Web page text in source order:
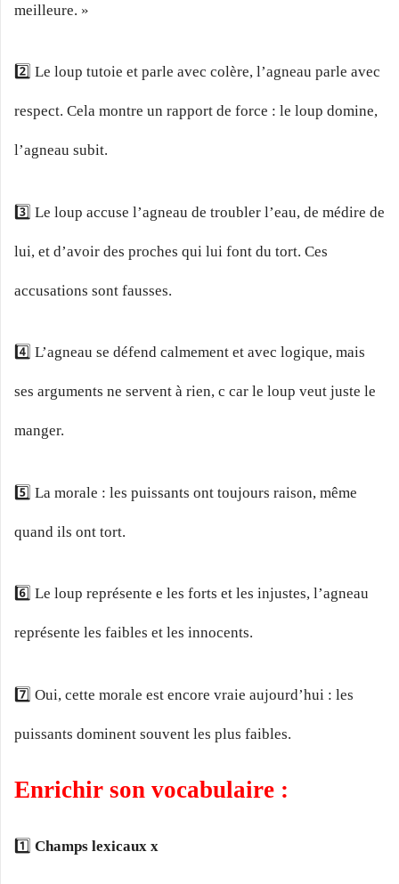
meilleure. »
2️⃣ Le loup tutoie et parle avec colère, l’agneau parle avec
respect. Cela montre un rapport de force : le loup domine,
l’agneau subit.
3️⃣ Le loup accuse l’agneau de troubler l’eau, de médire de
lui, et d’avoir des proches qui lui font du tort. Ces
accusations sont fausses.
4️⃣ L’agneau se défend calmement et avec logique, mais
ses arguments ne servent à rien, c car le loup veut juste le
manger.
5️⃣ La morale : les puissants ont toujours raison, même
quand ils ont tort.
6️⃣ Le loup représente e les forts et les injustes, l’agneau
représente les faibles et les innocents.
7️⃣ Oui, cette morale est encore vraie aujourd’hui : les
puissants dominent souvent les plus faibles.
Enrichir son vocabulaire :
1️⃣ Champs lexicaux x